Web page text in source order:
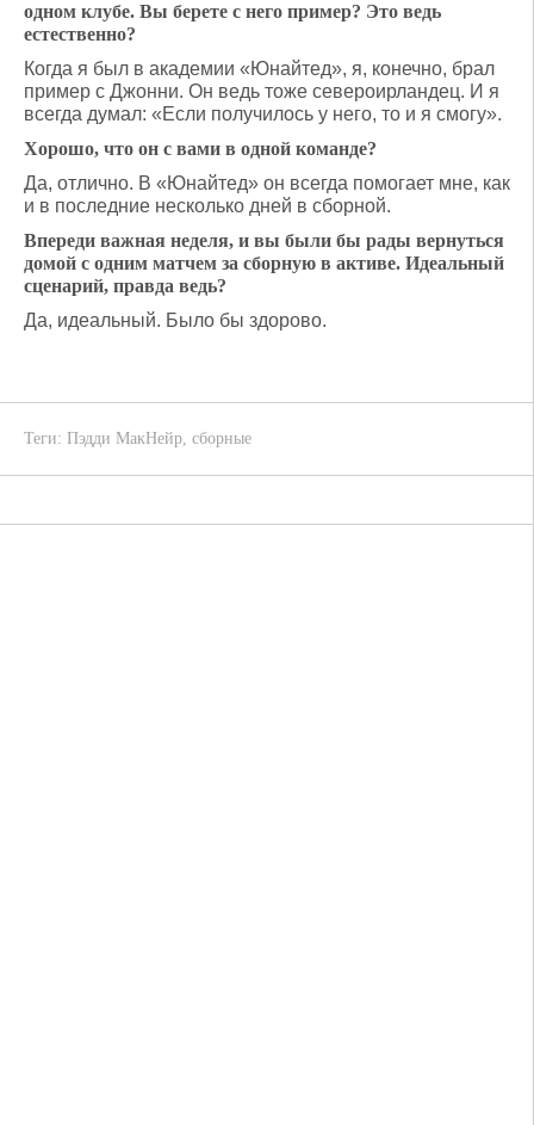
одном клубе. Вы берете с него пример? Это ведь
естественно?
Когда я был в академии «Юнайтед», я, конечно, брал
пример с Джонни. Он ведь тоже североирландец. И я
всегда думал: «Если получилось у него, то и я смогу».
Хорошо, что он с вами в одной команде?
Да, отлично. В «Юнайтед» он всегда помогает мне, как
и в последние несколько дней в сборной.
Впереди важная неделя, и вы были бы рады вернуться
домой с одним матчем за сборную в активе. Идеальный
сценарий, правда ведь?
Да, идеальный. Было бы здорово.
Теги: Пэдди МакНейр, сборные